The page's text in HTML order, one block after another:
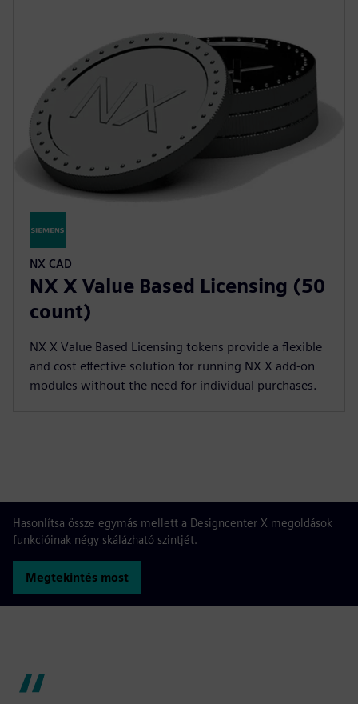
NX CAD
NX X Value Based Licensing (50
count)
NX X Value Based Licensing tokens provide a flexible
and cost effective solution for running NX X add-on
modules without the need for individual purchases.
Hasonlítsa össze egymás mellett a Designcenter X megoldások
funkcióinak négy skálázható szintjét.
Megtekintés most